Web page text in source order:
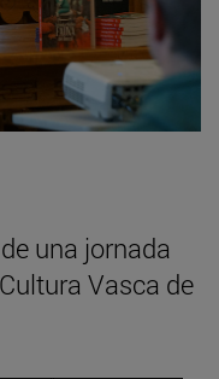
una jornada
Vasca de